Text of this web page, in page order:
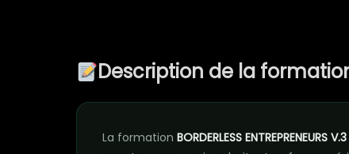
Description de la
La formation BORDERLESS ENTREPRENEURS